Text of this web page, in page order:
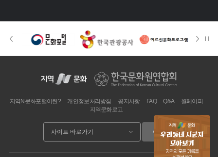
이동
지역N문화포털이란? 개인정보처리방침 공지사항 FAQ Q&A
월페이퍼
지역문화로고